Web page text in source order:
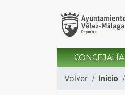
CONCEJALÍA
Volver Inicio